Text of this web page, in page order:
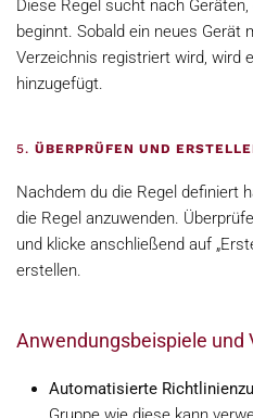
Diese Regel sucht nach Geräten,
beginnt. Sobald ein neues Gerät
Verzeichnis registriert wird, wird
hinzugefügt.
5. ÜBERPRÜFEN UND
Nachdem du die Regel definiert
die Regel anzuwenden.
und klicke anschließend auf
erstellen.
Anwendungsbeispiele und
Automatisierte